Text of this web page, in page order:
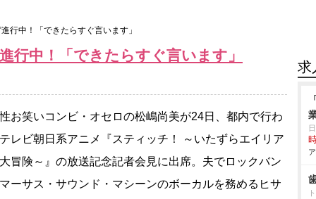
行中！「できたらすぐ言います」
行中！「できたらすぐ言います」
お笑いコンビ・オセロの松嶋尚美が24日、都内で行わ
レビ朝日系アニメ『スティッチ！ ～いたずらエイリア
冒険～』の放送記念記者会見に出席。夫でロックバン
マーサス・サウンド・マシーンのボーカルを務めるヒサ
求